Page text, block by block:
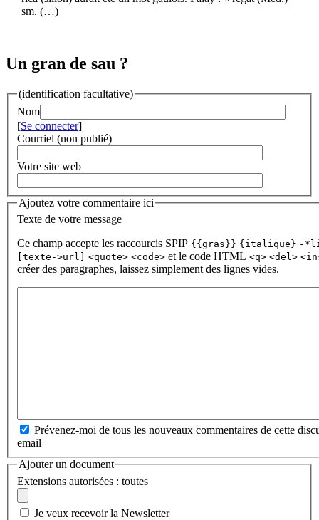
sm. (…)
Un gran de sau ?
(identification facultative)
Nom
[Se connecter]
Courriel (non publié)
Votre site web
Ajoutez votre commentaire ici
Texte de votre message
Ce champ accepte les raccourcis SPIP {{gras}} {italique} -
[texte->url]
<quote> <code> et le code HTML <q> <del>
créer des paragraphes, laissez simplement des lignes vides.
Prévenez-moi de tous les nouveaux commentaires de cette
email
Ajouter un document
Extensions autorisées : toutes
Je veux recevoir la Newsletter